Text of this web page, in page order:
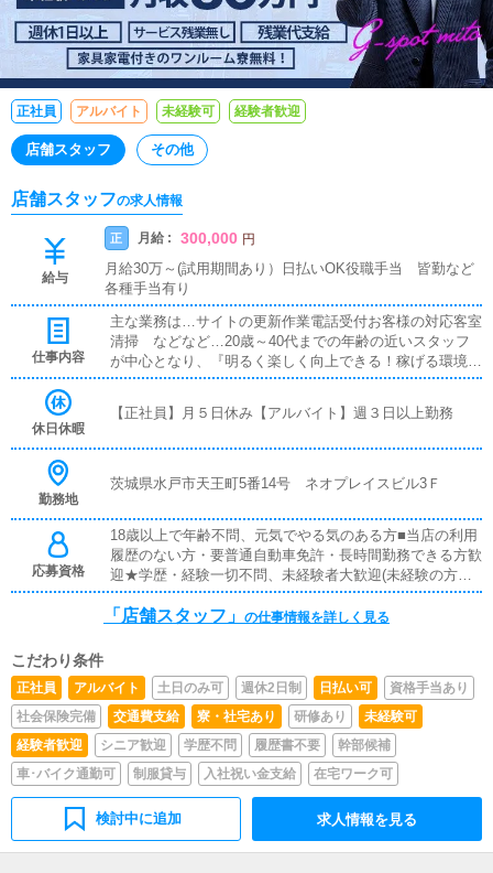
正社員 アルバイト 未経験可 経験者歓迎
店舗スタッフ その他
店舗スタッフの求人情報
給与
正 月給 : 300,000 円
月給30万～(試用期間あり）日払いOK役職手当 皆勤など
各種手当有り
仕事内容
主な業務は…サイトの更新作業電話受付お客様の対応客室
清掃 などなど…20歳～40代までの年齢の近いスタッフ
が中心となり、『明るく楽しく向上できる！稼げる環境』
を目指しております！常に笑顔のある環境作りを心掛けて
休日休暇
【正社員】月５日休み【アルバイト】週３日以上勤務
勤務地
茨城県水戸市天王町5番14号 ネオプレイスビル3Ｆ
応募資格
18歳以上で年齢不問、元気でやる気のある方■当店の利用
履歴のない方・要普通自動車免許・長時間勤務できる方歓
迎★学歴・経験一切不問、未経験者大歓迎(未経験の方も
丁寧に一から指導します。)真面目で意欲のある方お待ち
しております。※パソコンを扱える方(簡単な作業のみで
「店舗スタッフ」 の仕事情報を詳しく見る
こだわり条件
正社員 アルバイト 土日のみ可 週休2日制 日払い可
資格手当あり
社会保険完備
交通費支給 寮・社宅あり 研修あり
未経験可
経験者歓迎
シニア歓迎 学歴不問 履歴書不要
幹部候補
車･バイク通勤可
制服貸与 入社祝い金支給 在宅ワーク可
検討中に追加 求人情報を見る